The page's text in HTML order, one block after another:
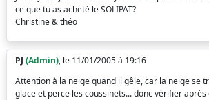
ce que tu as acheté le SOLIPAT?
Christine & théo
PJ (Admin), le 11/01/2005 à 19:16
Attention à la neige quand il gêle, car la neige se
glace et perce les coussinets... donc vérifier